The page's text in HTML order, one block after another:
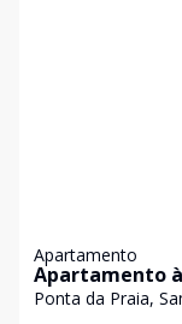
Apartamento
Apartamento
em Santos |
Ponta da Praia,